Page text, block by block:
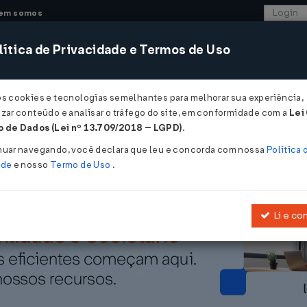
somos
CONSULTORIA SISTEMAS COMÉRCIO
setor privado sobre Novo Processo de Importação...
privado sobre Novo Processo de
de Privacidade e Termos de Uso
cookies e tecnologias semelhantes para melhorar sua experiência,
conteúdo e analisar o tráfego do site, em conformidade com a Lei
de Dados (Lei nº 13.709/2018 – LGPD).
navegando, você declara que leu e concorda com nossa Política
e nosso Termo de Uso .
Li e